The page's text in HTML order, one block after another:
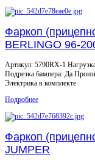
Фаркоп
BERLINGO 96-
Артикул: 5790RX-1
Подрезка бампера: Да
Электрика в комплекте
Подробнее
Фаркоп
JUMPER